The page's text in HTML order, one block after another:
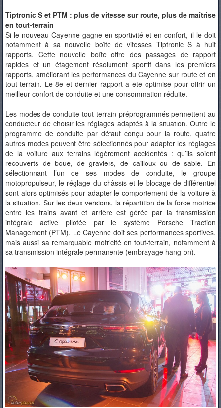
Tiptronic S et PTM : plus de vitesse sur route, plus de maîtrise
en tout-terrain
Si le nouveau Cayenne gagne en sportivité et en confort, il le doit
notamment à sa nouvelle boîte de vitesses Tiptronic S à huit
rapports. Cette nouvelle boîte offre des passages de rapport
rapides et un étagement résolument sportif dans les premiers
rapports, améliorant les performances du Cayenne sur route et en
tout-terrain. Le 8e et dernier rapport a été optimisé pour offrir un
meilleur confort de conduite et une consommation réduite.
Les modes de conduite tout-terrain préprogrammés permettent au
conducteur de choisir les réglages adaptés à la situation. Outre le
programme de conduite par défaut conçu pour la route, quatre
autres modes peuvent être sélectionnés pour adapter les réglages
de la voiture aux terrains légèrement accidentés : qu’ils soient
recouverts de boue, de graviers, de cailloux ou de sable. En
sélectionnant l’un de ses modes de conduite, le groupe
motopropulseur, le réglage du châssis et le blocage de différentiel
sont alors optimisés pour adapter le comportement de la voiture à
la situation. Sur les deux versions, la répartition de la force motrice
entre les trains avant et arrière est gérée par la transmission
intégrale active pilotée par le système Porsche Traction
Management (PTM). Le Cayenne doit ses performances sportives,
mais aussi sa remarquable motricité en tout-terrain, notamment à
sa transmission intégrale permanente (embrayage hang-on).